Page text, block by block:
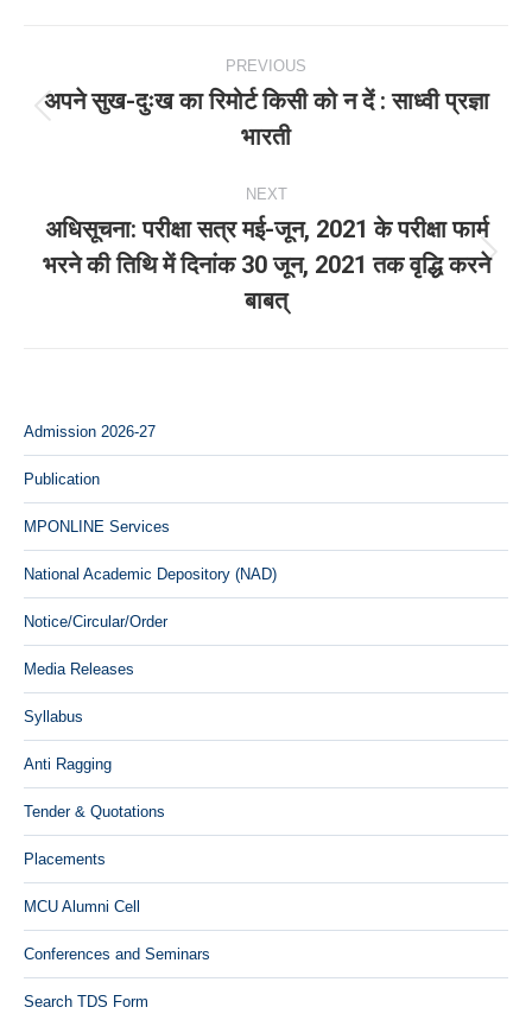
navigation
PREVIOUS
Previous
post:
अपने सुख-दुःख का रिमोर्ट किसी को न दें : साध्वी प्रज्ञा
भारती
NEXT
Next
post:
अधिसूचना: परीक्षा सत्र मई-जून, 2021 के परीक्षा फार्म
भरने की तिथि में दिनांक 30 जून, 2021 तक वृद्धि करने
बाबत्
Admission 2026-27
Publication
MPONLINE Services
National Academic Depository (NAD)
Notice/Circular/Order
Media Releases
Syllabus
Anti Ragging
Tender & Quotations
Placements
MCU Alumni Cell
Conferences and Seminars
Search TDS Form